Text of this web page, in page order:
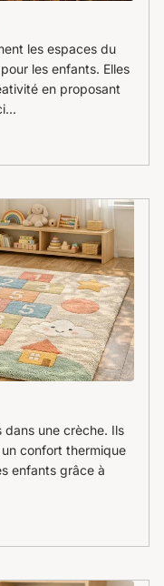
les espaces du
les enfants. Elles
en proposant
dans une crèche. Ils
confort thermique
enfants grâce à